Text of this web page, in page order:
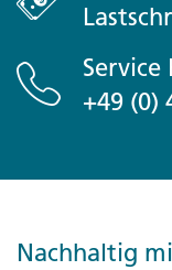
+49 (0)
Nachhaltig